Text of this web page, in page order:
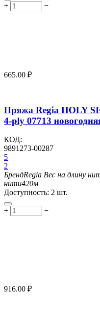
+ −
665.00 ₽
Пряжа Regia HOLY
4-ply 07713
КОД:
9891273-00287
5
2
БрендRegia Вес на длину
нити420м
Доступность: 2 шт.
+ −
916.00 ₽